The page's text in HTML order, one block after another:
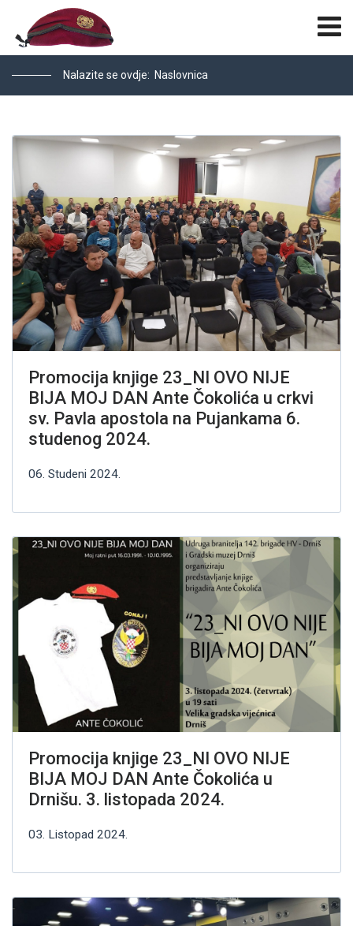
Nalazite se ovdje: Naslovnica
Promocija knjige 23_NI OVO NIJE
BIJA MOJ DAN Ante Čokolića u crkvi
sv. Pavla apostola na Pujankama 6.
studenog 2024.
06. Studeni 2024.
Promocija knjige 23_NI OVO NIJE
BIJA MOJ DAN Ante Čokolića u
Drnišu. 3. listopada 2024.
03. Listopad 2024.